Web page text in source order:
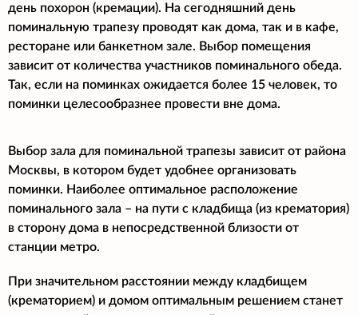
день похорон (кремации). На сегодняшний день
поминальную трапезу проводят как дома, так и в кафе,
ресторане или банкетном зале. Выбор помещения
зависит от количества участников поминального обеда.
Так, если на поминках ожидается более 15 человек, то
поминки целесообразнее провести вне дома.
Выбор зала для поминальной трапезы зависит от района
Москвы, в котором будет удобнее организовать
поминки. Наиболее оптимальное расположение
поминального зала – на пути с кладбища (из крематория)
в сторону дома в непосредственной близости от
станции метро.
При значительном расстоянии между кладбищем
(крематорием) и домом оптимальным решением станет